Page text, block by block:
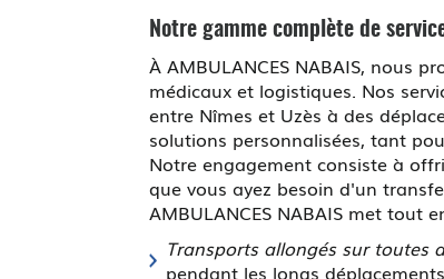
Notre gamme complète de
À AMBULANCES NABAIS, nous
médicaux et logistiques. Nos
entre Nîmes et Uzès à des
solutions personnalisées, tant
Notre engagement consiste à
que vous ayez besoin d'un
AMBULANCES NABAIS met
Transports allongés sur toutes
pendant les longs